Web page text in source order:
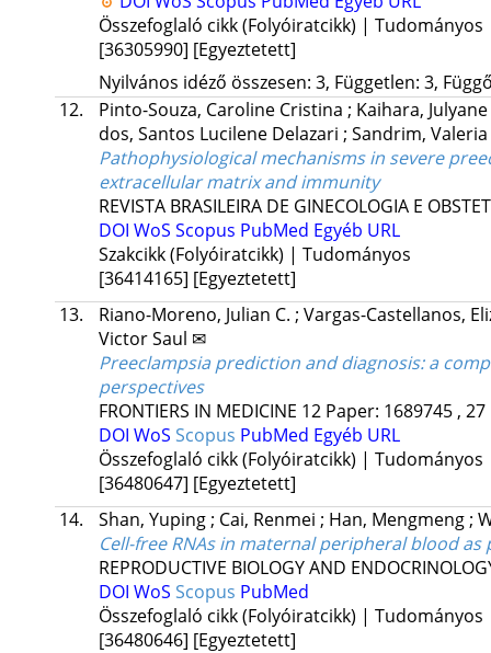
Összefoglaló cikk (Folyóiratcikk) | Tudományos
[36305990] [Egyeztetett]
Nyilvános idéző összesen: 3, Független: 3,
12.
Pinto-Souza, Caroline Cristina ; Kaihara,
dos, Santos Lucilene Delazari ; Sandrim,
Pathophysiological mechanisms in severe
extracellular matrix and immunity
REVISTA BRASILEIRA DE GINECOLOGIA E
DOI WoS Scopus PubMed Egyéb URL
Szakcikk (Folyóiratcikk) | Tudományos
[36414165] [Egyeztetett]
13.
Riano-Moreno, Julian C. ; Vargas-Castellanos,
Victor Saul ✉
Preeclampsia prediction and diagnosis: a
perspectives
FRONTIERS IN MEDICINE 12 Paper: 1689745 ,
DOI WoS Scopus PubMed Egyéb URL
Összefoglaló cikk (Folyóiratcikk) | Tudományos
[36480647] [Egyeztetett]
14.
Shan, Yuping ; Cai, Renmei ; Han, Mengmeng ;
Cell-free RNAs in maternal peripheral blood
REPRODUCTIVE BIOLOGY AND
DOI WoS Scopus PubMed
Összefoglaló cikk (Folyóiratcikk) | Tudományos
[36480646] [Egyeztetett]